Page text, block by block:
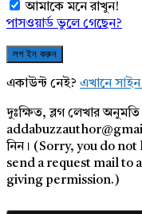
আমাকে মনে রাখুন!
পাসওয়ার্ড ভুলে গেছেন?
একাউন্ট নেই? এখানে
দুঃক্ষিত, ব্লগ লেখার
নিন। (Sorry, you do
send a request mail to
giving permission.)